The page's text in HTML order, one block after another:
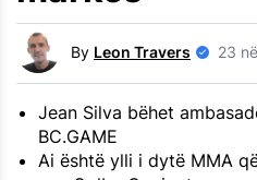
By Leon Travers 23
Jean Silva bëhet
BC.GAME
Ai është ylli i dytë MMA